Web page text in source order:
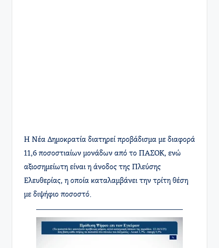
Η Νέα Δημοκρατία διατηρεί προβάδισμα με διαφορά
11,6 ποσοστιαίων μονάδων από το ΠΑΣΟΚ, ενώ
αξιοσημείωτη είναι η άνοδος της Πλεύσης
Ελευθερίας, η οποία καταλαμβάνει την τρίτη θέση
με διψήφιο ποσοστό.